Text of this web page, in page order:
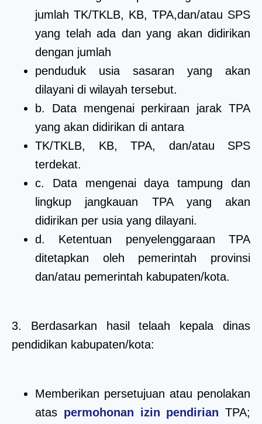
jumlah TK/TKLB, KB, TPA,dan/atau SPS
yang telah ada dan yang akan didirikan
dengan jumlah
penduduk usia sasaran yang akan
dilayani di wilayah tersebut.
b. Data mengenai perkiraan jarak TPA
yang akan didirikan di antara
TK/TKLB, KB, TPA, dan/atau SPS
terdekat.
c. Data mengenai daya tampung dan
lingkup jangkauan TPA yang akan
didirikan per usia yang dilayani.
d. Ketentuan penyelenggaraan TPA
ditetapkan oleh pemerintah provinsi
dan/atau pemerintah kabupaten/kota.
3. Berdasarkan hasil telaah kepala dinas
pendidikan kabupaten/kota:
Memberikan persetujuan atau penolakan
atas permohonan izin pendirian TPA;